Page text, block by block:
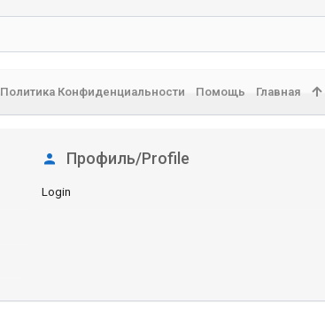
Профиль/Profile
Login
Политика Конфиденциальности Помощь Главная